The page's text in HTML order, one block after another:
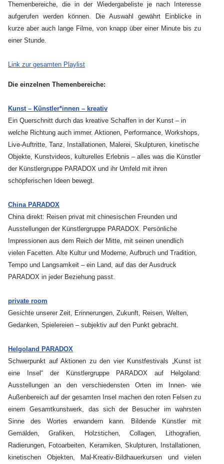
Themenbereiche, die in der Wiedergabeliste je nach Interesse
aufgerufen werden können. Die Auswahl gewährt Einblicke in
kurze aber auch lange Filme, von knapp über einer Minute bis zu
einer Stunde.
Link zur gesamten Playlist
Die einzelnen Themenbereiche:
Kunst – Künstler*innen – kreativ
Ein Querschnitt durch das kreative Schaffen in der Kunst – in
welche Richtung auch immer. Aktionen, Performance, Workshops,
Live-Auftritte, Tanz, Installationen, Malerei, Skulpturen, kinetische
Objekte, Kunstvideos, kulturelles Erlebnis – alles was die Künstler
der Künstlergruppe PARADOX und ihr Umfeld mit ihren
schöpferischen Ideen bewegt.
China PARADOX
China direkt: Reisen privat mit chinesischen Freunden und
Ausstellungen der Künstlergruppe PARADOX. Persönliche
Impressionen aus dem Reich der Mitte, mit seinen unendlich
vielen Facetten. Alte Kultur und Moderne, Aufbruch und Tradition,
Tempo und Langsamkeit – ein Land, auf das der Ausdruck
PARADOX in jeder Beziehung passt.
private room
Gesichte unserer Zeit, Erinnerungen, Zukunft, Reisen, Welten,
Gedanken, Spielereien – subjektiv auf den Punkt gebracht.
Helgoland PARADOX
Schwerpunkt auf Aktionen zu den vier Kunstfestivals „Kunst ist
eine Insel“ der Künstlergruppe PARADOX auf Helgoland:
Ausstellungen an den verschiedensten Orten im Innen- wie
Außenbereich auf der gesamten Insel machen den roten Felsen zu
einem Gesamtkunstwerk, das sich der Besucher im wahrsten
Sinne des Wortes erwandern kann. Bildende Künstler mit
Gemälden, Grafiken, Holzstichen, Collagen, Lithografien,
Radierungen, Fotoarbeiten, Keramiken, Skulpturen, Installationen,
kinetischen Objekten, Mal-Kreativ-Bildhauerkursen und vielen